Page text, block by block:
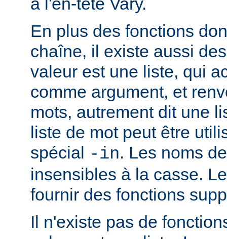
En plus des fonctions
chaîne, il existe aussi
valeur est une liste, qui
comme argument, et
mots, autrement dit une
liste de mot peut être
spécial -in. Les noms
insensibles à la casse.
fournir des fonctions
Il n'existe pas de